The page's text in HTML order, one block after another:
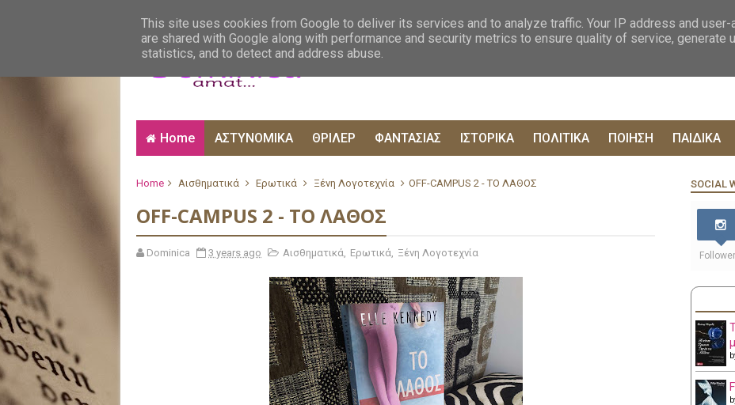
Home ΑΣΤΥΝΟΜΙΚΑ ΘΡΙΛΕΡ ΦΑΝΤΑΣΙΑΣ ΙΣΤΟΡΙΚΑ ΠΟΛΙΤΙΚΑ ΠΟΙΗΣΗ ΠΑΙΔΙΚΑ
Home Αισθηματικά Ερωτικά Ξένη Λογοτεχνία OFF-CAMPUS 2 - ΤΟ ΛΑΘΟΣ
OFF-CAMPUS 2 - ΤΟ ΛΑΘΟΣ
Dominica 3 years ago Αισθηματικά, Ερωτικά, Ξένη Λογοτεχνία
SOCIAL
This site uses cookies from Google to deliver its services and to analyze traffic. Your IP address and user-
are shared with Google along with performance and security metrics to ensure quality of service, generate
statistics, and to detect and address abuse.